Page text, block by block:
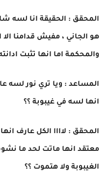
المحقق : الحقيقة انا لسه
هو الجاني ، مفيش قدامنا الا
والمحكمة اما انها تثبت
المساعد : ويا تري نور لسه
انها لسه في غيبوبة ؟؟
المحقق : لاااا الكل عارف
معتقد انها ماتت لحد ما
الغيبوبة ولا هتموت ؟؟